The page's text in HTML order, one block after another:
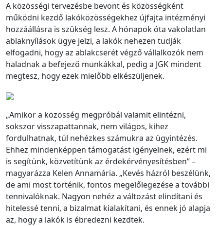
A közösségi tervezésbe bevont és közösségként
működni kezdő lakóközösségekhez újfajta intézményi
hozzáállásra is szükség lesz. A hónapok óta vakolatlan
ablaknyílások ügye jelzi, a lakók nehezen tudják
elfogadni, hogy az ablakcserét végző vállalkozók nem
haladnak a befejező munkákkal, pedig a JGK mindent
megtesz, hogy ezek mielőbb elkészüljenek.
„Amikor a közösség megpróbál valamit elintézni,
sokszor visszapattannak, nem világos, kihez
fordulhatnak, túl nehézkes számukra az ügyintézés.
Ehhez mindenképpen támogatást igényelnek, ezért mi
is segítünk, közvetítünk az érdekérvényesítésben” –
magyarázza Kelen Annamária. „Kevés házról beszélünk,
de ami most történik, fontos megelőlegezése a további
tennivalóknak. Nagyon nehéz a változást elindítani és
hitelessé tenni, a bizalmat kialakítani, és ennek jó alapja
az, hogy a lakók is ébredezni kezdtek.